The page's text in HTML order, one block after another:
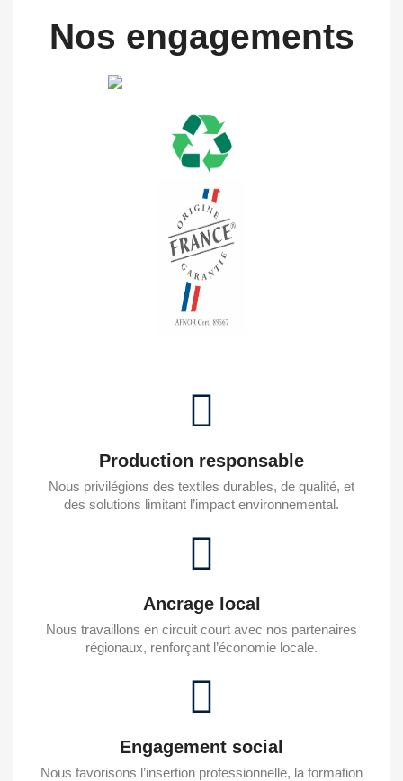
Nos engagements
Production responsable
Nous privilégions des textiles durables, de qualité, et
des solutions limitant l’impact environnemental.
Ancrage local
Nous travaillons en circuit court avec nos partenaires
régionaux, renforçant l’économie locale.
Engagement social
Nous favorisons l’insertion professionnelle, la formation